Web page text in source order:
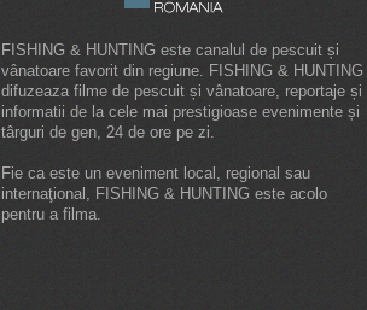
FISHING & HUNTING este canalul de pescuit și
vânatoare favorit din regiune. FISHING & HUNTING
difuzeaza filme de pescuit și vânatoare, reportaje și
informatii de la cele mai prestigioase evenimente și
târguri de gen, 24 de ore pe zi.
Fie ca este un eveniment local, regional sau
internaţional, FISHING & HUNTING este acolo
pentru a filma.